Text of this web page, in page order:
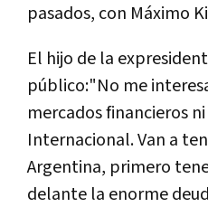
pasados, con Máximo
El hijo de la
público:"No me
mercados financieros
Internacional. Van a
Argentina, primero
delante la enorme